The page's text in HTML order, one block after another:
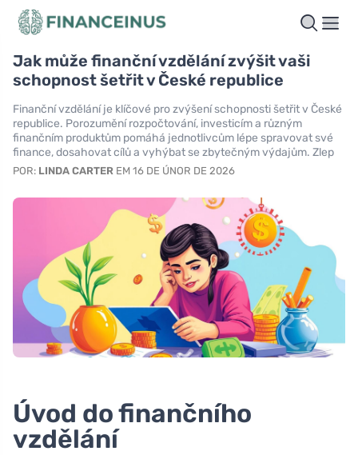
Jak může finanční vzdělání zvýšit vaši
schopnost šetřit v České republice
Finanční vzdělání je klíčové pro zvýšení schopnosti šetřit v České
republice. Porozumění rozpočtování, investicím a různým
finančním produktům pomáhá jednotlivcům lépe spravovat své
finance, dosahovat cílů a vyhýbat se zbytečným výdajům. Zlep
POR: LINDA CARTER EM 16 DE ÚNOR DE 2026
Úvod do finančního
vzdělání